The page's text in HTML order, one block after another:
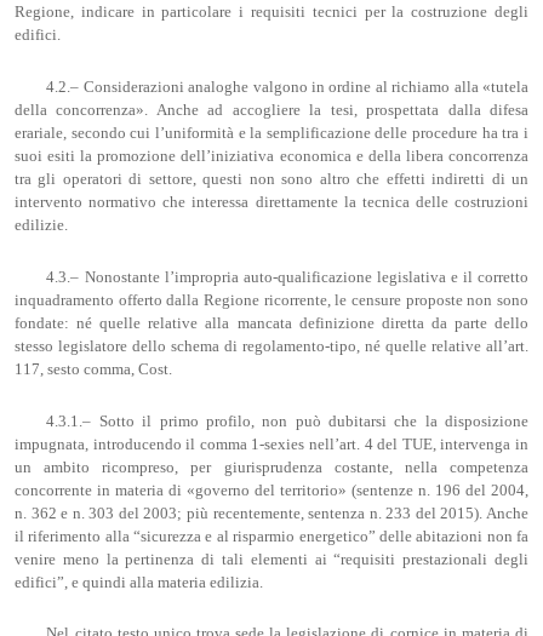
Regione, indicare in particolare i requisiti tecnici per la costruzione degli
edifici.
4.2.– Considerazioni analoghe valgono in ordine al richiamo alla «tutela
della concorrenza». Anche ad accogliere la tesi, prospettata dalla difesa
erariale, secondo cui l’uniformità e la semplificazione delle procedure ha tra i
suoi esiti la promozione dell’iniziativa economica e della libera concorrenza
tra gli operatori di settore, questi non sono altro che effetti indiretti di un
intervento normativo che interessa direttamente la tecnica delle costruzioni
edilizie.
4.3.– Nonostante l’impropria auto-qualificazione legislativa e il corretto
inquadramento offerto dalla Regione ricorrente, le censure proposte non sono
fondate: né quelle relative alla mancata definizione diretta da parte dello
stesso legislatore dello schema di regolamento-tipo, né quelle relative all’art.
117, sesto comma, Cost.
4.3.1.– Sotto il primo profilo, non può dubitarsi che la disposizione
impugnata, introducendo il comma 1-sexies nell’art. 4 del TUE, intervenga in
un ambito ricompreso, per giurisprudenza costante, nella competenza
concorrente in materia di «governo del territorio» (sentenze n. 196 del 2004,
n. 362 e n. 303 del 2003; più recentemente, sentenza n. 233 del 2015). Anche
il riferimento alla “sicurezza e al risparmio energetico” delle abitazioni non fa
venire meno la pertinenza di tali elementi ai “requisiti prestazionali degli
edifici”, e quindi alla materia edilizia.